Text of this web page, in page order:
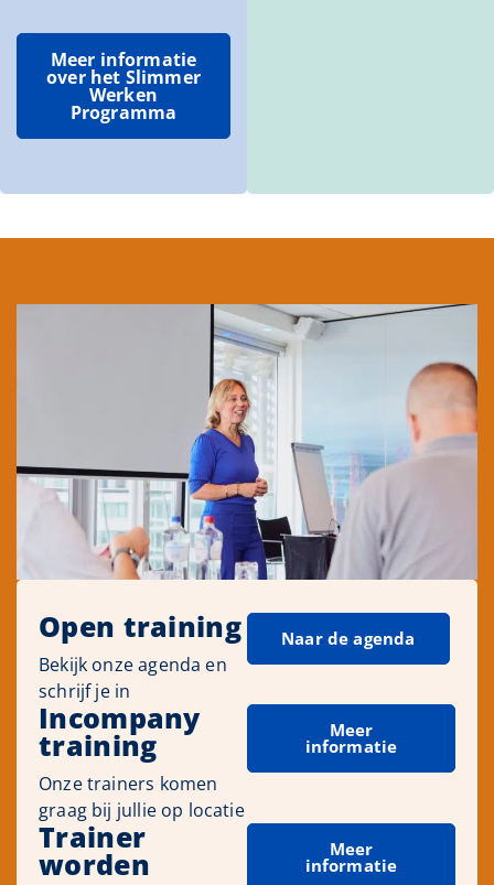
Meer informatie
over het Slimmer
Werken
Programma
Open training
Bekijk onze agenda en
schrijf je in
Naar de agenda
Incompany
training
Onze trainers komen
graag bij jullie op locatie
Meer
informatie
Trainer
worden Meer
informatie